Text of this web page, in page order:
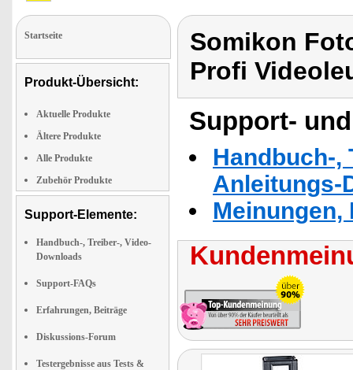
Startseite
Produkt-Übersicht:
Aktuelle Produkte
Ältere Produkte
Alle Produkte
Zubehör Produkte
Support-Elemente:
Handbuch-, Treiber-, Video-
Downloads
Support-FAQs
Erfahrungen, Beiträge
Diskussions-Forum
Testergebnisse aus Tests &
Somikon
Profi
Support-
Handbuch-,
Anleitungs-